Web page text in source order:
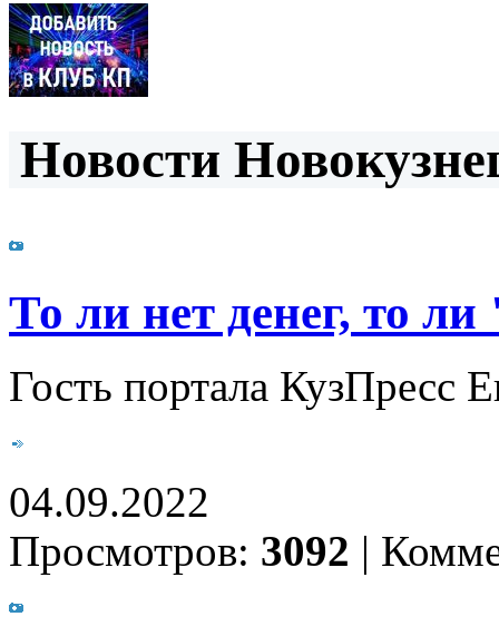
Новости
То ли нет денег, то
Гость портала КузПресс
04.09.2022
Просмотров: 3092 |